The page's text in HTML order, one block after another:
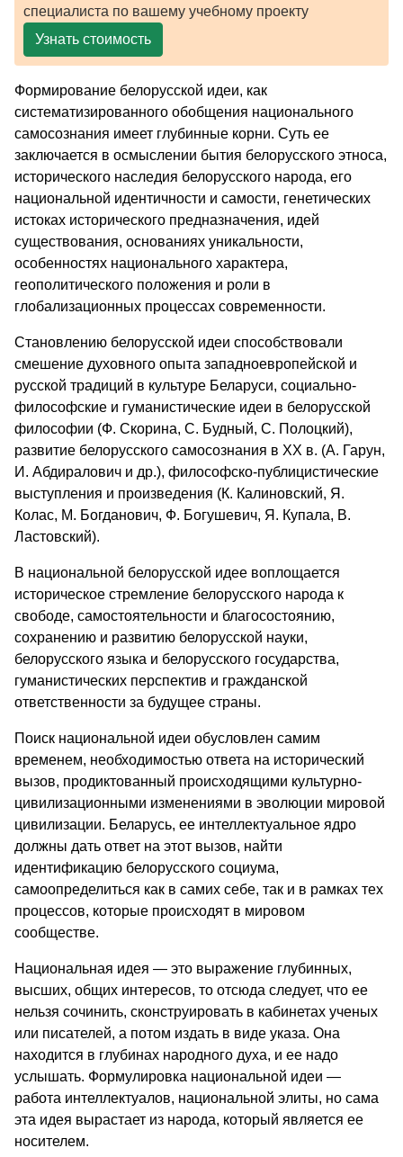
специалиста по вашему учебному проекту
Узнать стоимость
Формирование белорусской идеи, как
систематизированного обобщения национального
самосознания имеет глубинные корни. Суть ее
заключается в осмыслении бытия белорусского этноса,
исторического наследия белорусского народа, его
национальной идентичности и самости, генетических
истоках исторического предназначения, идей
существования, основаниях уникальности,
особенностях национального характера,
геополитического положения и роли в
глобализационных процессах современности.
Становлению белорусской идеи способствовали
смешение духовного опыта западноевропейской и
русской традиций в культуре Беларуси, социально-
философские и гуманистические идеи в белорусской
философии (Ф. Скорина, С. Будный, С. Полоцкий),
развитие белорусского самосознания в XX в. (А. Гарун,
И. Абдиралович и др.), философско-публицистические
выступления и произведения (К. Калиновский, Я.
Колас, М. Богданович, Ф. Богушевич, Я. Купала, В.
Ластовский).
В национальной белорусской идее воплощается
историческое стремление белорусского народа к
свободе, самостоятельности и благосостоянию,
сохранению и развитию белорусской науки,
белорусского языка и белорусского государства,
гуманистических перспектив и гражданской
ответственности за будущее страны.
Поиск национальной идеи обусловлен самим
временем, необходимостью ответа на исторический
вызов, продиктованный происходящими культурно-
цивилизационными изменениями в эволюции мировой
цивилизации. Беларусь, ее интеллектуальное ядро
должны дать ответ на этот вызов, найти
идентификацию белорусского социума,
самоопределиться как в самих себе, так и в рамках тех
процессов, которые происходят в мировом
сообществе.
Национальная идея — это выражение глубинных,
высших, общих интересов, то отсюда следует, что ее
нельзя сочинить, сконструировать в кабинетах ученых
или писателей, а потом издать в виде указа. Она
находится в глубинах народного духа, и ее надо
услышать. Формулировка национальной идеи —
работа интеллектуалов, национальной элиты, но сама
эта идея вырастает из народа, который является ее
носителем.